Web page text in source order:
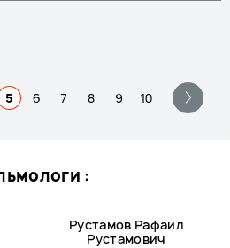
5 6 7 8 9 10
:
Рустамов Рафаил
Рустамович